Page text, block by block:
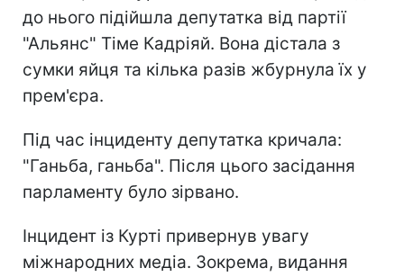
до нього підійшла депутатка від партії
"Альянс" Тіме Кадріяй. Вона дістала з
сумки яйця та кілька разів жбурнула їх у
прем'єра.
Під час інциденту депутатка кричала:
"Ганьба, ганьба". Після цього засідання
парламенту було зірвано.
Інцидент із Курті привернув увагу
міжнародних медіа. Зокрема, видання